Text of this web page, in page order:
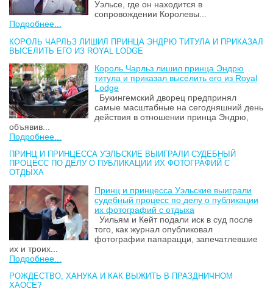
Уэльсе, где он находится в
сопровождении Королевы...
Подробнее...
КОРОЛЬ ЧАРЛЬЗ ЛИШИЛ ПРИНЦА ЭНДРЮ ТИТУЛА И ПРИКАЗАЛ
ВЫСЕЛИТЬ ЕГО ИЗ ROYAL LODGE
Король Чарльз лишил принца Эндрю
титула и приказал выселить его из Royal
Lodge
Букингемский дворец предпринял
самые масштабные на сегодняшний день
действия в отношении принца Эндрю,
объявив...
Подробнее...
ПРИНЦ И ПРИНЦЕССА УЭЛЬСКИЕ ВЫИГРАЛИ СУДЕБНЫЙ
ПРОЦЕСС ПО ДЕЛУ О ПУБЛИКАЦИИ ИХ ФОТОГРАФИЙ С
ОТДЫХА
Принц и принцесса Уэльские выиграли
судебный процесс по делу о публикации
их фотографий с отдыха
Уильям и Кейт подали иск в суд после
того, как журнал опубликовал
фотографии папарацци, запечатлевшие
их и троих...
Подробнее...
РОЖДЕСТВО, ХАНУКА И КАК ВЫЖИТЬ В ПРАЗДНИЧНОМ
ХАОСЕ?